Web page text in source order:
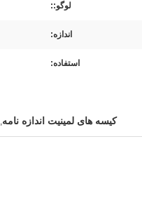
لوگو::
اندازه:
استفاده:
کیسه های لمینیت اندازه نامه,